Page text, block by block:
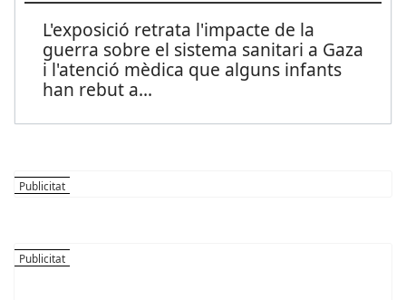
L'exposició retrata l'impacte de la
guerra sobre el sistema sanitari a Gaza
i l'atenció mèdica que alguns infants
han rebut a...